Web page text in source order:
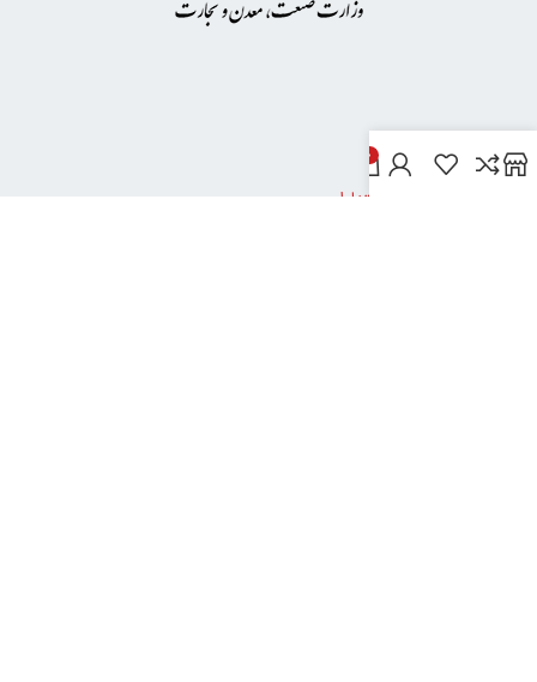
خدمات مشتریان
پاسخ به پرسش‌های متداول
0